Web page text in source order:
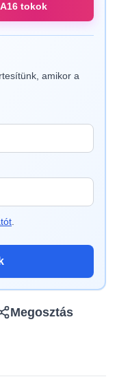
tokok
amikor a
Megosztás